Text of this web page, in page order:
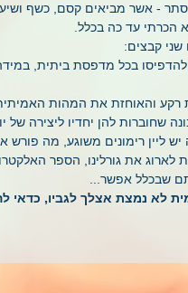
- אשר מביאים קסם, כשף
הכרתי עד כה בכלל.
קבצים:
בכל מדפסת ביתית,
רקע והאוחזת את המהות
שחוברות להן יחדיו ליצירה של
יש ליין רימונים משוגע, מה
את גורלינו, הספר
שבכלל אפשר...
לא נמצת אצלך לגביו, כדאי